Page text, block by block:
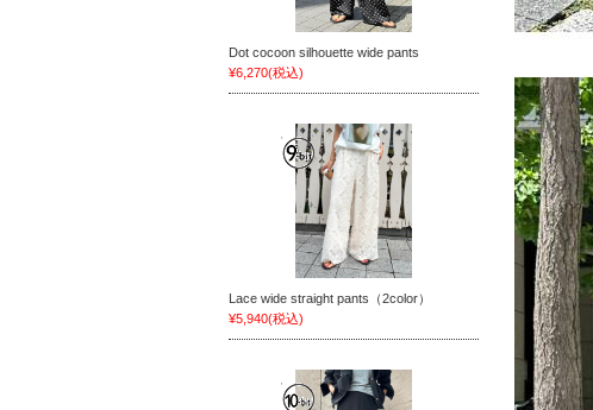
Dot cocoon silhouette wide pants
¥6,270(税込)
Lace wide straight pants（2color）
¥5,940(税込)